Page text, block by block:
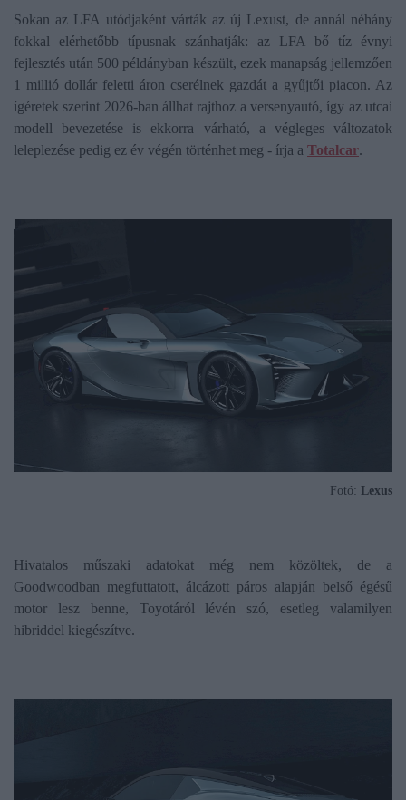
Sokan az LFA utódjaként várták az új Lexust, de annál néhány
fokkal elérhetőbb típusnak szánhatják: az LFA bő tíz évnyi
fejlesztés után 500 példányban készült, ezek manapság jellemzően
1 millió dollár feletti áron cserélnek gazdát a gyűjtői piacon. Az
ígéretek szerint 2026-ban állhat rajthoz a versenyautó, így az utcai
modell bevezetése is ekkorra várható, a végleges változatok
leleplezése pedig ez év végén történhet meg - írja a Totalcar.
Fotó: Lexus
Hivatalos műszaki adatokat még nem közöltek, de a
Goodwoodban megfuttatott, álcázott páros alapján belső égésű
motor lesz benne, Toyotáról lévén szó, esetleg valamilyen
hibriddel kiegészítve.